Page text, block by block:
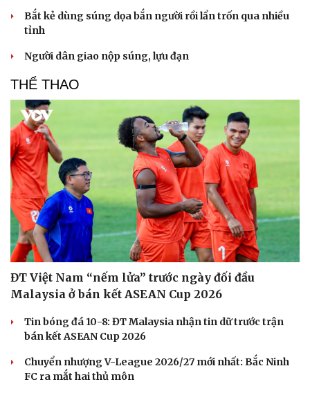
Bắt kẻ dùng súng dọa bắn người rồi lẩn trốn qua nhiều
tỉnh
Người dân giao nộp súng, lựu đạn
THỂ THAO
ĐT Việt Nam “nếm lửa” trước ngày đối đầu
Malaysia ở bán kết ASEAN Cup 2026
Tin bóng đá 10-8: ĐT Malaysia nhận tin dữ trước trận
bán kết ASEAN Cup 2026
Chuyển nhượng V-League 2026/27 mới nhất: Bắc Ninh
FC ra mắt hai thủ môn